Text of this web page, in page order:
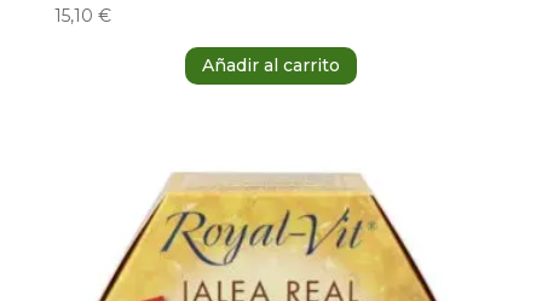
15,10 €
Añadir al carrito